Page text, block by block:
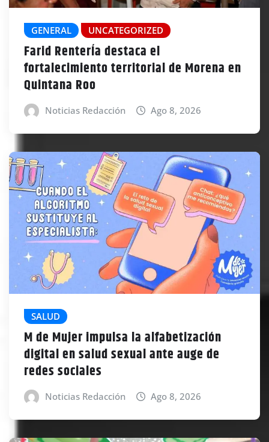
GENERAL UNCATEGORIZED
Farid RenterÍa destaca el
fortalecimiento territorial de Morena en
Quintana Roo
Noticias Redacción Ago 8, 2026
SALUD
M de Mujer impulsa la alfabetización
digital en salud sexual ante auge de
redes sociales
Noticias Redacción Ago 8, 2026